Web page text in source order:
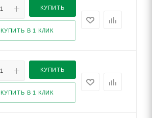
КУПИТЬ
КУПИТЬ В 1 КЛИК
КУПИТЬ
КУПИТЬ В 1 КЛИК